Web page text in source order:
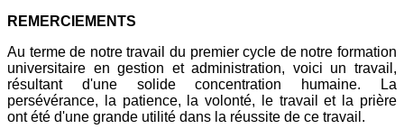
REMERCIEMENTS
Au terme de notre travail du premier cycle de notre formation
universitaire en gestion et administration, voici un travail,
résultant d'une solide concentration humaine. La
persévérance, la patience, la volonté, le travail et la prière
ont été d'une grande utilité dans la réussite de ce travail.